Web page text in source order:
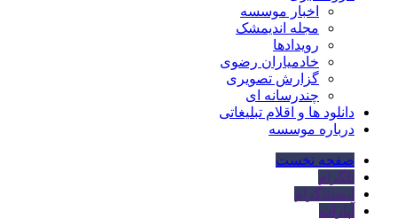
اخبار موسسه
مجله اندیمشک
رویدادها
خادمیاران رضوی
گزارش تصویری
چندرسانه ای
دانلود ها و اقلام تبلیغاتی
درباره موسسه
صفحه نخست
تلگرام
اینستاگرام
آپارات